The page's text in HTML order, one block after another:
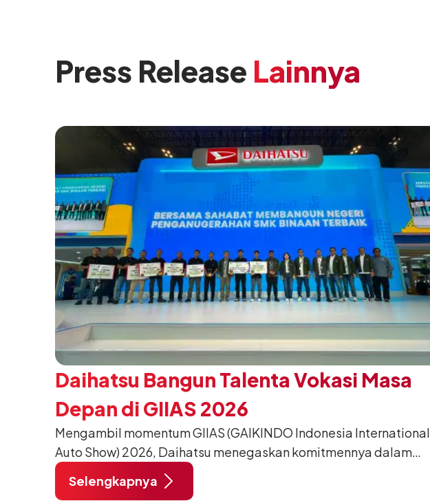
Press Release Lainnya
Daihatsu Bangun Talenta Vokasi Masa
Depan di GIIAS 2026
Mengambil momentum GIIAS (GAIKINDO Indonesia International
Auto Show) 2026, Daihatsu menegaskan komitmennya dalam
meningkatkan kualitas SDM (Sumber Daya Manusia) melalui
pendidikan vokasi bertema “Bersama Sahabat Membangun
Selengkapnya